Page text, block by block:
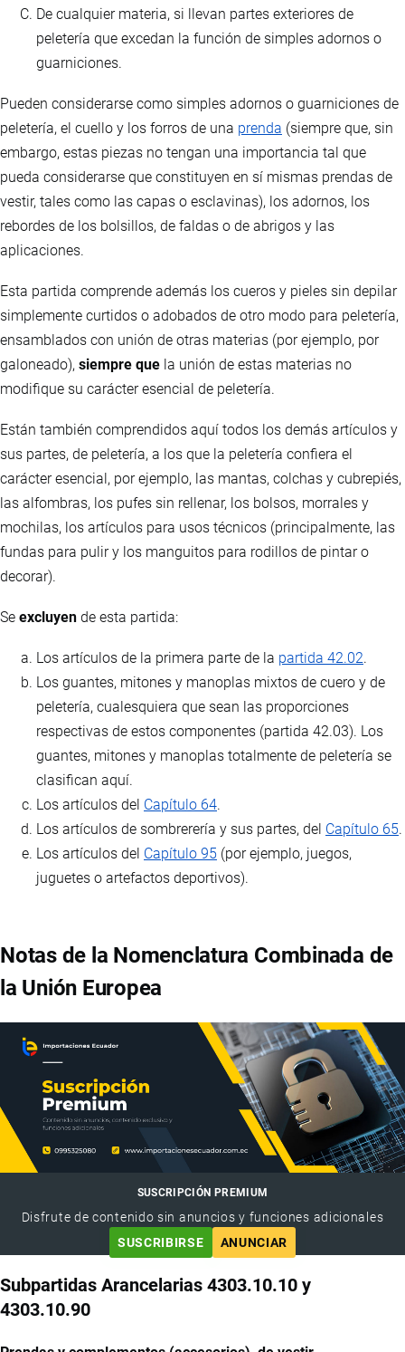
De cualquier materia, si llevan partes exteriores de
peletería que excedan la función de simples adornos o
guarniciones.
Pueden considerarse como simples adornos o guarniciones de
peletería, el cuello y los forros de una prenda (siempre que, sin
embargo, estas piezas no tengan una importancia tal que
pueda considerarse que constituyen en sí mismas prendas de
vestir, tales como las capas o esclavinas), los adornos, los
rebordes de los bolsillos, de faldas o de abrigos y las
aplicaciones.
Esta partida comprende además los cueros y pieles sin depilar
simplemente curtidos o adobados de otro modo para peletería,
ensamblados con unión de otras materias (por ejemplo, por
galoneado), siempre que la unión de estas materias no
modifique su carácter esencial de peletería.
Están también comprendidos aquí todos los demás artículos y
sus partes, de peletería, a los que la peletería confiera el
carácter esencial, por ejemplo, las mantas, colchas y cubrepiés,
las alfombras, los pufes sin rellenar, los bolsos, morrales y
mochilas, los artículos para usos técnicos (principalmente, las
fundas para pulir y los manguitos para rodillos de pintar o
decorar).
Se excluyen de esta partida:
Los artículos de la primera parte de la partida 42.02.
Los guantes, mitones y manoplas mixtos de cuero y de
peletería, cualesquiera que sean las proporciones
respectivas de estos componentes (partida 42.03). Los
guantes, mitones y manoplas totalmente de peletería se
clasifican aquí.
Los artículos del Capítulo 64.
Los artículos de sombrerería y sus partes, del Capítulo 65.
Los artículos del Capítulo 95 (por ejemplo, juegos,
juguetes o artefactos deportivos).
Notas de la Nomenclatura Combinada de
la Unión Europea
SUSCRIPCIÓN PREMIUM
Disfrute de contenido sin anuncios y funciones adicionales
SUSCRIBIRSE
ANUNCIAR
Subpartidas Arancelarias 4303.10.10 y
4303.10.90